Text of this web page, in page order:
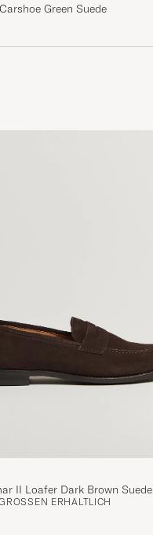
Green Suede
II Loafer Dark Brown Suede
ERHÄLTLICH